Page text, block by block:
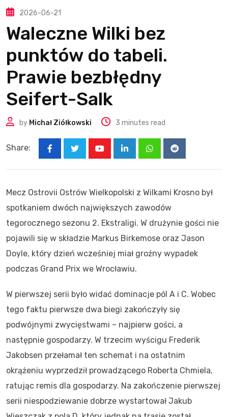
2026-06-21
Waleczne Wilki bez
punktów do tabeli.
Prawie bezbłędny
Seifert-Salk
by Michał Ziółkowski 3 minutes read
Share:
LinkedInWhatsappReddit
Mecz Ostrovii Ostrów Wielkopolski z Wilkami Krosno był
spotkaniem dwóch największych zawodów
tegorocznego sezonu 2. Ekstraligi. W drużynie gości nie
pojawili się w składzie Markus Birkemose oraz Jason
Doyle, który dzień wcześniej miał groźny wypadek
podczas Grand Prix we Wrocławiu.
W pierwszej serii było widać dominacje pól A i C. Wobec
tego faktu pierwsze dwa biegi zakończyły się
podwójnymi zwycięstwami – najpierw gości, a
następnie gospodarzy. W trzecim wyścigu Frederik
Jakobsen przełamał ten schemat i na ostatnim
okrążeniu wyprzedził prowadzącego Roberta Chmiela,
ratując remis dla gospodarzy. Na zakończenie pierwszej
serii niespodziewanie dobrze wystartował Jakub